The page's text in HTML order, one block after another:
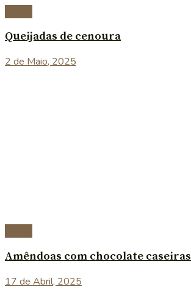
Queijadas de cenoura
2 de Maio, 2025
Amêndoas com chocolate caseiras
17 de Abril, 2025